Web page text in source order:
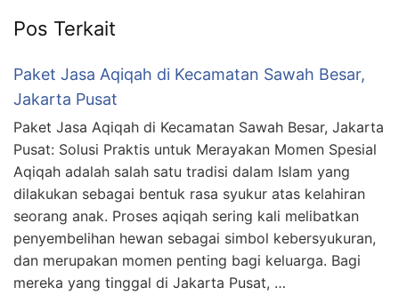
Pos Terkait
Paket Jasa Aqiqah di Kecamatan Sawah Besar,
Jakarta Pusat
Paket Jasa Aqiqah di Kecamatan Sawah Besar, Jakarta
Pusat: Solusi Praktis untuk Merayakan Momen Spesial
Aqiqah adalah salah satu tradisi dalam Islam yang
dilakukan sebagai bentuk rasa syukur atas kelahiran
seorang anak. Proses aqiqah sering kali melibatkan
penyembelihan hewan sebagai simbol kebersyukuran,
dan merupakan momen penting bagi keluarga. Bagi
mereka yang tinggal di Jakarta Pusat, …